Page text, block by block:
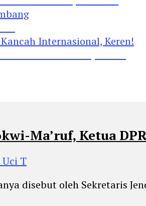
Ma’ruf, Ketua
T
disebut oleh Sekretaris